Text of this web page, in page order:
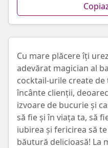
Cu mare plăcere îți
adevărat magician al
cocktail-urile create de
încânte clienții,
izvoare de bucurie și
să fie și în viața ta, să
iubirea și fericirea să
băutură delicioasă! La